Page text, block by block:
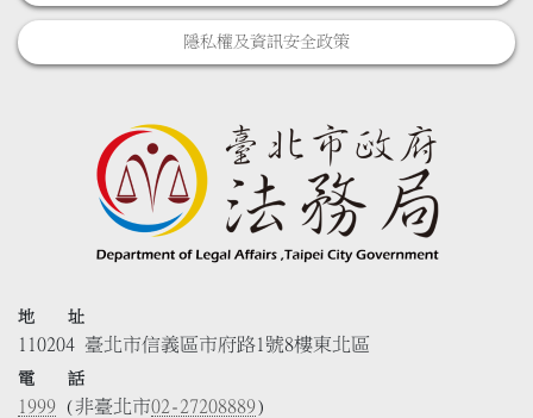
隱私權及資訊安全政策
地 址
110204 臺北市信義區市府路1號8樓東北區
電 話
1999 (非臺北市02-27208889)